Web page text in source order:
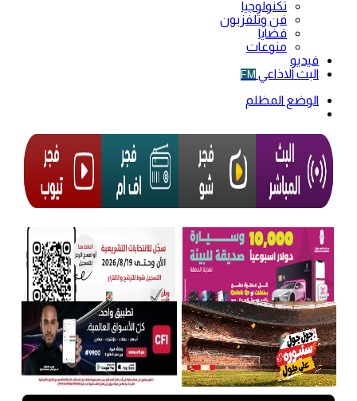
تكنولوجيا
فن وتلفزيون
قضايا
منوعات
فيديو
البث الاذاعي FM
الوضع المظلم